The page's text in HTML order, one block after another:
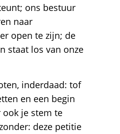
ons bestuur
naar
open te zijn; de
staat los van onze
inderdaad: tof
en een begin
ook je stem te
deze petitie